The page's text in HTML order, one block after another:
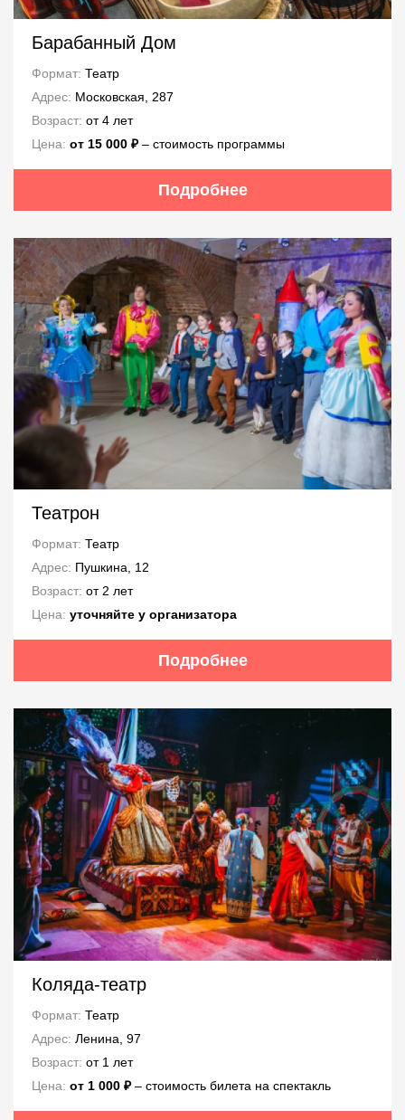
Барабанный Дом
Формат: Театр
Адрес: Московская, 287
Возраст: от 4 лет
Цена: от 15 000 ₽‒ стоимость программы
Подробнее
Театрон
Формат: Театр
Адрес: Пушкина, 12
Возраст: от 2 лет
Цена: уточняйте у организатора
Подробнее
Коляда-театр
Формат: Театр
Адрес: Ленина, 97
Возраст: от 1 лет
Цена: от 1 000 ₽– стоимость билета на спектакль